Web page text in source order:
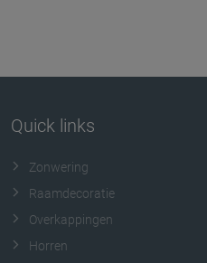
Quick links
Zonwering
Raamdecoratie
Overkappingen
Horren